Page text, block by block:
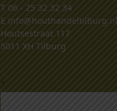
T 06 - 25 32 32 34
E info@houthandeltilburg.nl
Houtsestraat 117
5011 XH Tilburg
.